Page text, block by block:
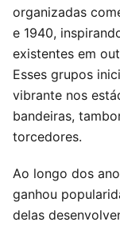
organizadas
e 1940,
existentes em
Esses grupos
vibrante nos
bandeiras,
torcedores.
Ao longo dos
ganhou
delas